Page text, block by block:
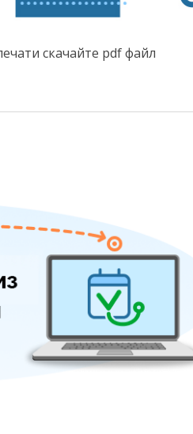
скачайте pdf файл